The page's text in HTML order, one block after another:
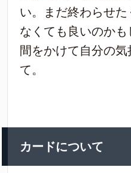
い。まだ終わらせ
なくても良いのか
間をかけて自分の
て。
カードについて